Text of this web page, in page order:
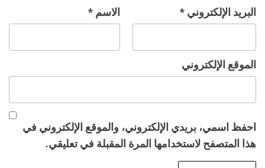
الاسم * البريد الإلكتروني *
الموقع الإلكتروني
احفظ اسمي، بريدي الإلكتروني، والموقع الإلكتروني في
هذا المتصفح لاستخدامها المرة المقبلة في تعليقي.